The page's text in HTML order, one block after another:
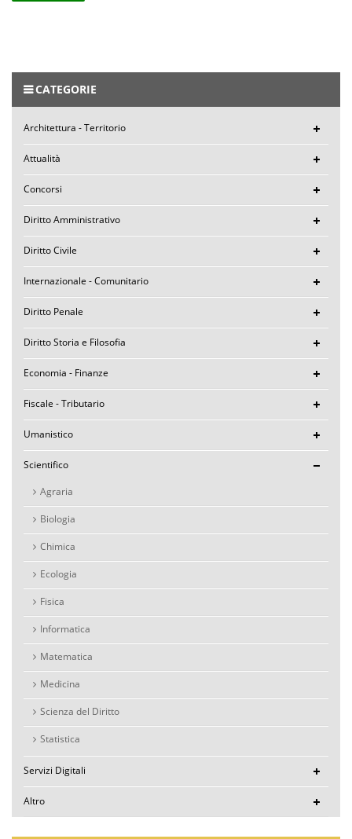
CATEGORIE
Architettura - Territorio
Attualità
Concorsi
Diritto Amministrativo
Diritto Civile
Internazionale - Comunitario
Diritto Penale
Diritto Storia e Filosofia
Economia - Finanze
Fiscale - Tributario
Umanistico
Scientifico
Agraria
Biologia
Chimica
Ecologia
Fisica
Informatica
Matematica
Medicina
Scienza del Diritto
Statistica
Servizi Digitali
Altro